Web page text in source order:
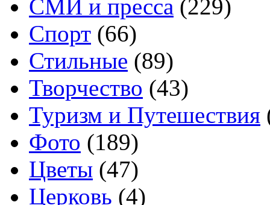
СМИ и пресса (229)
Спорт (66)
Стильные (89)
Творчество (43)
Туризм и Путешествия
Фото (189)
Цветы (47)
Церковь (4)